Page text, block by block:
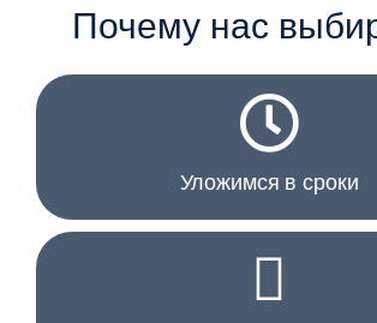
Почему нас
Уложимся в сроки